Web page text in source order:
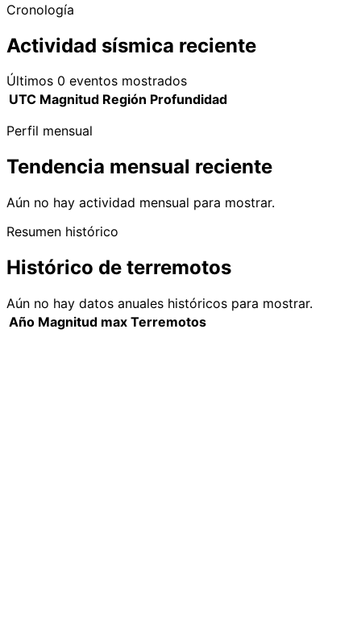
Cronología
Actividad sísmica reciente
Últimos 0 eventos mostrados
UTC Magnitud Región Profundidad
Perfil mensual
Tendencia mensual reciente
Aún no hay actividad mensual para mostrar.
Resumen histórico
Histórico de terremotos
Aún no hay datos anuales históricos para mostrar.
Año Magnitud max Terremotos